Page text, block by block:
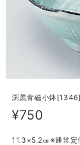
渕黒青磁小鉢
¥750
11.3×5.2㎝※通常定